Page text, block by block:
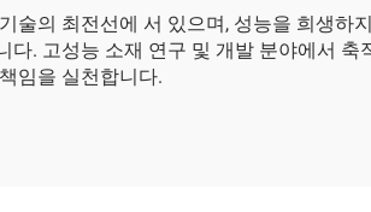
술의 최전선에 서 있으며, 성능을 희생
다. 고성능 소재 연구 및 개발 분야에서
임을 실천합니다.